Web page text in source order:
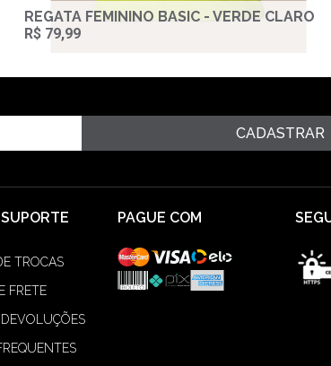
REGATA FEMININO BASIC - VERDE CLARO
R$ 79,99
CADASTRAR
TROCAS
FRETE
PAGUE COM